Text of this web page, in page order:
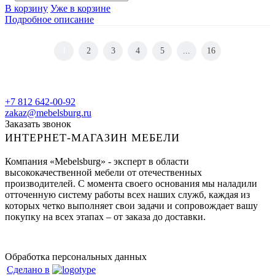
В корзину Уже в корзине
Подробное описание
2 3 4 5 16
+7 812 642-00-92
zakaz@mebelsburg.ru
Заказать звонок
ИНТЕРНЕТ-МАГАЗИН МЕБЕЛИ
Компания «Mebelsburg» - эксперт в области
высококачественной мебели от отечественных
производителей. С момента своего основания мы наладили
отточенную систему работы всех наших служб, каждая из
которых четко выполняет свои задачи и сопровождает вашу
покупку на всех этапах – от заказа до доставки.
Обработка персональных данных
Сделано в